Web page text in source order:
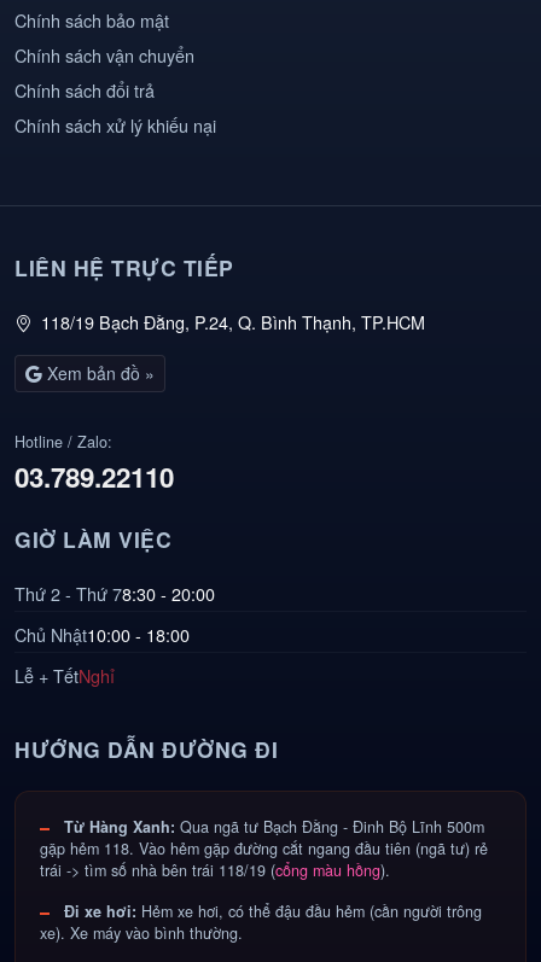
Chính sách bảo mật
Chính sách vận chuyển
Chính sách đổi trả
Chính sách xử lý khiếu nại
LIÊN HỆ TRỰC TIẾP
118/19 Bạch Đằng, P.24, Q. Bình Thạnh, TP.HCM
Xem bản đồ »
Hotline / Zalo:
03.789.22110
GIỜ LÀM VIỆC
Thứ 2 - Thứ 78:30 - 20:00
Chủ Nhật10:00 - 18:00
Lễ + TếtNghỉ
HƯỚNG DẪN ĐƯỜNG ĐI
Từ Hàng Xanh: Qua ngã tư Bạch Đằng - Đinh Bộ Lĩnh 500m
gặp hẻm 118. Vào hẻm gặp đường cắt ngang đầu tiên (ngã tư) rẻ
trái -> tìm số nhà bên trái 118/19 (cổng màu hồng).
Đi xe hơi: Hẻm xe hơi, có thể đậu đầu hẻm (cần người trông
xe). Xe máy vào bình thường.